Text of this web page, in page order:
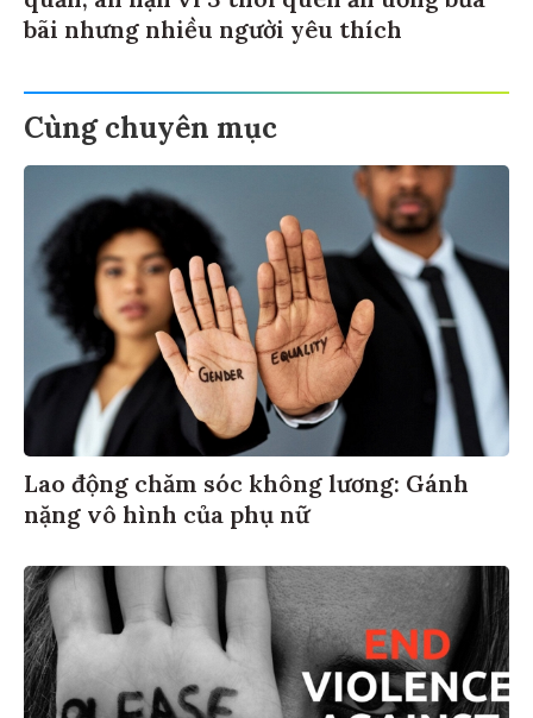
bãi nhưng nhiều người yêu thích
Cùng chuyên mục
Lao động chăm sóc không lương: Gánh
nặng vô hình của phụ nữ